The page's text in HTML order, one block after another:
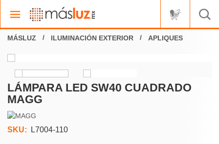
ILUMINACIÓN EXTERIOR APLIQUES
LÁMPARA LED SW40 CUADRADO
MAGG
SKU: L7004-110